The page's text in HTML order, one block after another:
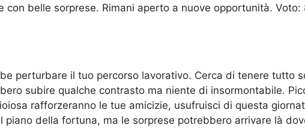
con belle sorprese. Rimani aperto a nuove opportunità. Voto:
perturbare il tuo percorso lavorativo. Cerca di tenere tutto
subire qualche contrasto ma niente di insormontabile.
rafforzeranno le tue amicizie, usufruisci di questa
piano della fortuna, ma le sorprese potrebbero arrivare là